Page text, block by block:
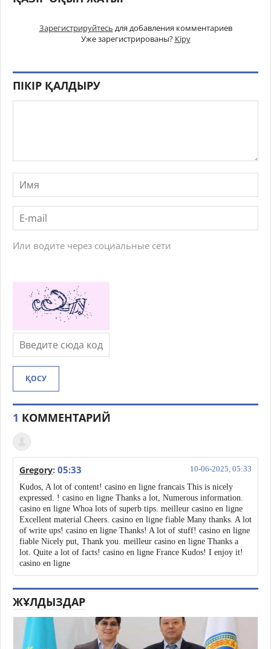
Зарегистрируйтесь для добавления комментариев
Уже зарегистрированы? Кіру
ПІКІР ҚАЛДЫРУ
Или водите через социальные сети
ҚОСУ
1 КОММЕНТАРИЙ
Gregory 10-06-2025, 05:33
: 05:33
Kudos, A lot of content! casino en ligne francais This is nicely
expressed. ! casino en ligne Thanks a lot, Numerous information.
casino en ligne Whoa lots of superb tips. meilleur casino en ligne
Excellent material Cheers. casino en ligne fiable Many thanks. A lot
of write ups! casino en ligne Thanks! A lot of stuff! casino en ligne
fiable Nicely put, Thank you. meilleur casino en ligne Thanks a
lot. Quite a lot of facts! casino en ligne France Kudos! I enjoy it!
casino en ligne
ЖҰЛДЫЗДАР